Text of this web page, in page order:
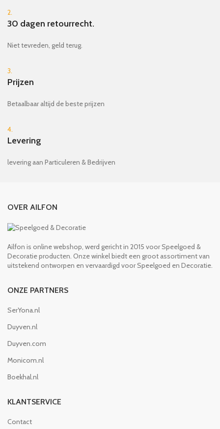
2.
30 dagen retourrecht.
Niet tevreden, geld terug.
3.
Prijzen
Betaalbaar altijd de beste prijzen
4.
Levering
levering aan Particuleren & Bedrijven
OVER AILFON
Ailfon is online webshop, werd gericht in 2015 voor Speelgoed &
Decoratie producten. Onze winkel biedt een groot assortiment van
uitstekend ontworpen en vervaardigd voor Speelgoed en Decoratie.
ONZE PARTNERS
SerYona.nl
Duyven.nl
Duyven.com
Monicom.nl
Boekhal.nl
KLANTSERVICE
Contact